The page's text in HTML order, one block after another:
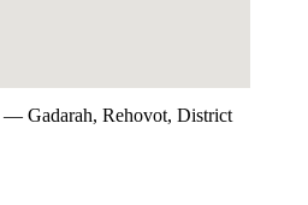
— Gadarah, Rehovot, District